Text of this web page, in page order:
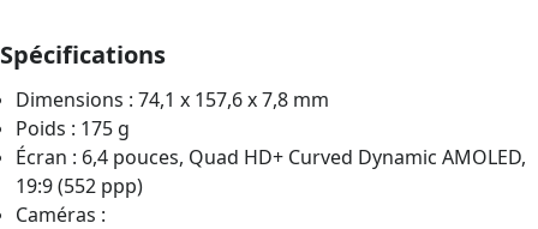
Spécifications
Dimensions : 74,1 x 157,6 x 7,8 mm
Poids : 175 g
Écran : 6,4 pouces, Quad HD+ Curved Dynamic AMOLED,
19:9 (552 ppp)
Caméras :